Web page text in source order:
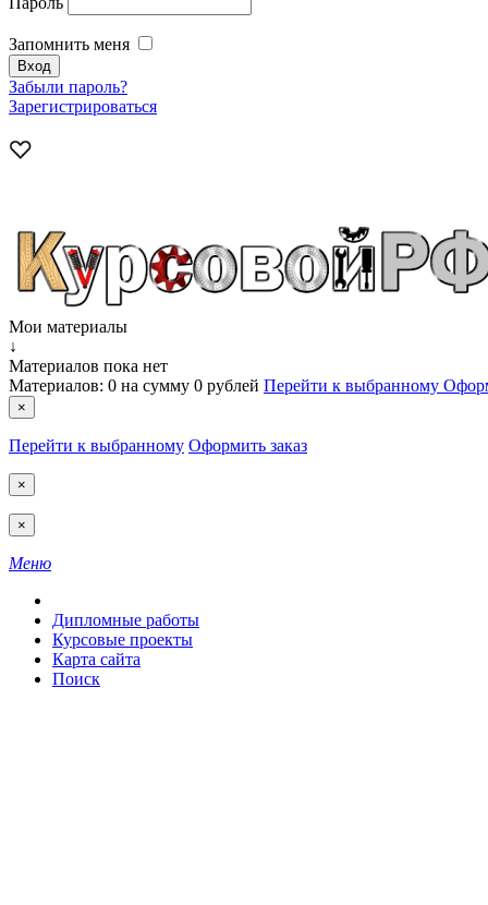
Запомнить меня
Забыли пароль?
Зарегистрироваться
Мои материалы
↓
Материалов пока нет
Материалов: 0 на сумму 0 рублей Перейти к выбранному
×
Перейти к выбранному Оформить заказ
×
×
Меню
Дипломные работы
Курсовые проекты
Карта сайта
Поиск